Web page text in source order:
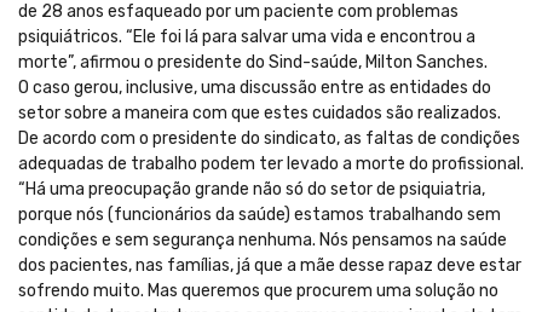
de 28 anos esfaqueado por um paciente com problemas
psiquiátricos. “Ele foi lá para salvar uma vida e encontrou a
morte”, afirmou o presidente do Sind-saúde, Milton Sanches.
O caso gerou, inclusive, uma discussão entre as entidades do
setor sobre a maneira com que estes cuidados são realizados.
De acordo com o presidente do sindicato, as faltas de condições
adequadas de trabalho podem ter levado a morte do profissional.
“Há uma preocupação grande não só do setor de psiquiatria,
porque nós (funcionários da saúde) estamos trabalhando sem
condições e sem segurança nenhuma. Nós pensamos na saúde
dos pacientes, nas famílias, já que a mãe desse rapaz deve estar
sofrendo muito. Mas queremos que procurem uma solução no